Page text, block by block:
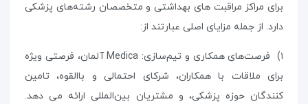
برای مراکز مراقبت های بهداشتی و متخصصان رشته‌های پزشکی
دارد. از جمله مزایای اصلی عبارتند از:
۱) فرصت‌های همکاری و تیم‌سازی: Medicaآلمان، فرصتی ویژه
برای ملاقات با همکاران، شرکای احتمالی و باالقوه، تامین
کنندگان حوزه پزشکی، و مشتریان بین‌المللی ارائه می دهد.